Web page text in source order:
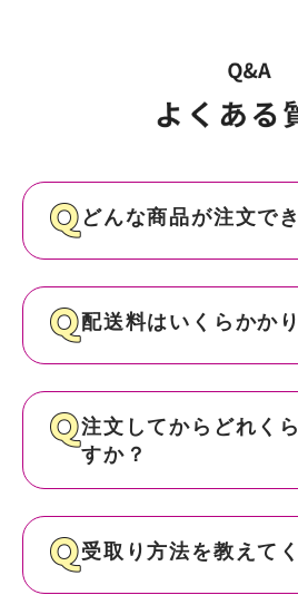
どんな商品が注文で
配送料はいくらかか
注文してからどれく
すか？
受取り方法を教えてく